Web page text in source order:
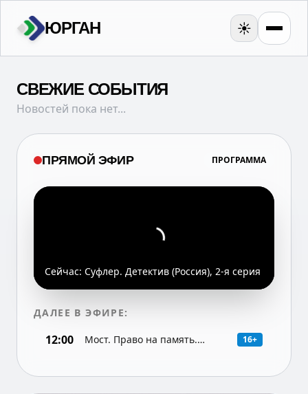
ЮРГАН ☀️
СВЕЖИЕ СОБЫТИЯ
Новостей пока нет...
ПРЯМОЙ ЭФИР ПРОГРАММА
Сейчас: Суфлер. Детектив (Россия), 2-я серия
ДАЛЕЕ В ЭФИРЕ:
12:00
Мост. Право на память.
16+